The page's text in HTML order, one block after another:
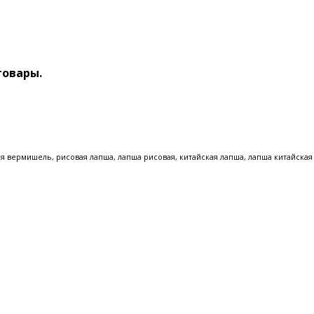
вермишель, рисовая лапша, лапша рисовая, китайская лапша, лапша китайская